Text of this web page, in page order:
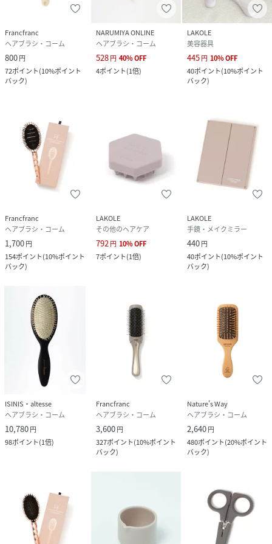
Francfranc
ヘアブラシ・コーム
800円
72ポイント(10%ポイント
バック)
NARUMIYA ONLINE
ヘアブラシ・コーム
528円 40%OFF
4ポイント(1倍)
LAKOLE
美容器具
445円 10%OFF
40ポイント(10%ポイント
バック)
Francfranc
ヘアブラシ・コーム
1,700円
154ポイント(10%ポイント
バック)
LAKOLE
その他のヘアケア
792円 10%OFF
7ポイント(1倍)
LAKOLE
手鏡・メイクミラー
440円
40ポイント(10%ポイント
バック)
ISINIS・altesse
ヘアブラシ・コーム
10,780円
98ポイント(1倍)
Francfranc
ヘアブラシ・コーム
3,600円
327ポイント(10%ポイント
バック)
Nature's Way
ヘアブラシ・コーム
2,640円
480ポイント(20%ポイント
バック)